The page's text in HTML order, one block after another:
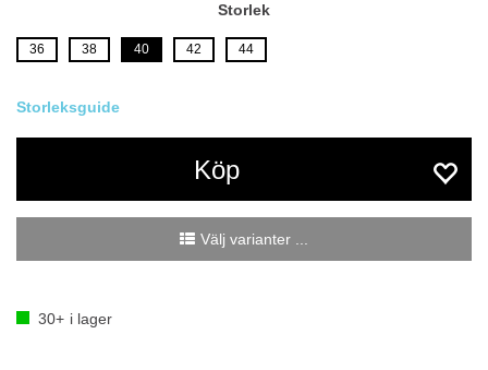
Storlek
36 38 40 42 44
Köp
Välj varianter ...
30+ i lager